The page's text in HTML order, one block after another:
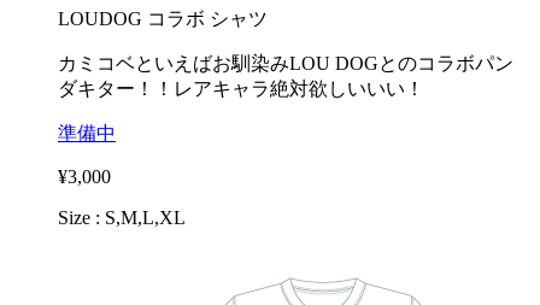
LOUDOG コラボ シャツ
カミコベといえばお馴染みLOU DOGとのコラボパン
ダキター！！レアキャラ絶対欲しいいい！
準備中
¥3,000
Size : S,M,L,XL